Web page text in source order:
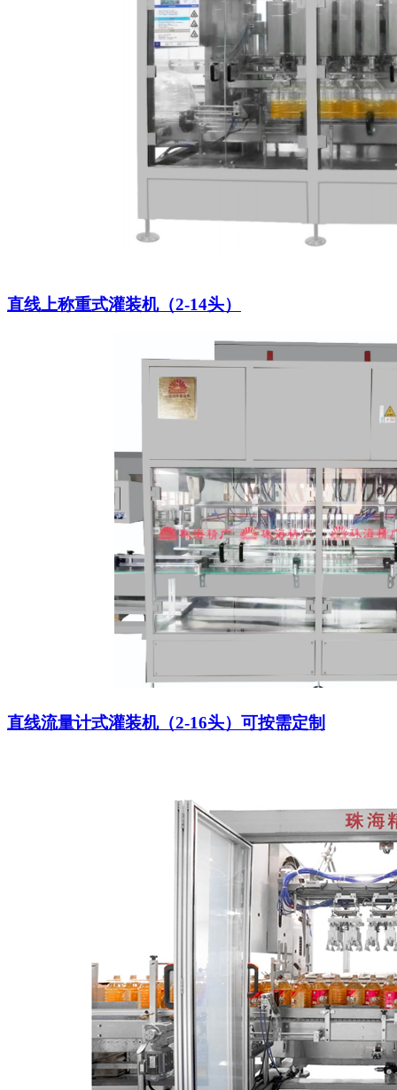
直线上称重式灌装机（2-14头）
直线流量计式灌装机（2-16头）可按需定制